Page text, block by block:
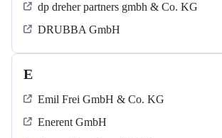
dp dreher partners gmbh & Co. KG
DRUBBA GmbH
E
Emil Frei GmbH & Co. KG
Enerent GmbH